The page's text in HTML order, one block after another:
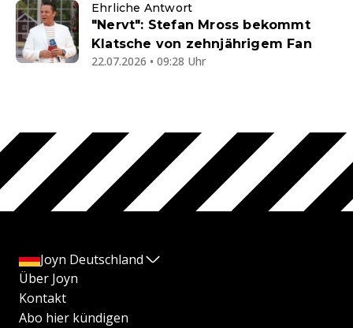
Ehrliche Antwort
"Nervt": Stefan Mross bekommt
Klatsche von zehnjährigem Fan
22.07.2026 • 09:28 Uhr
Joyn Deutschland
Über Joyn
Kontakt
Abo hier kündigen